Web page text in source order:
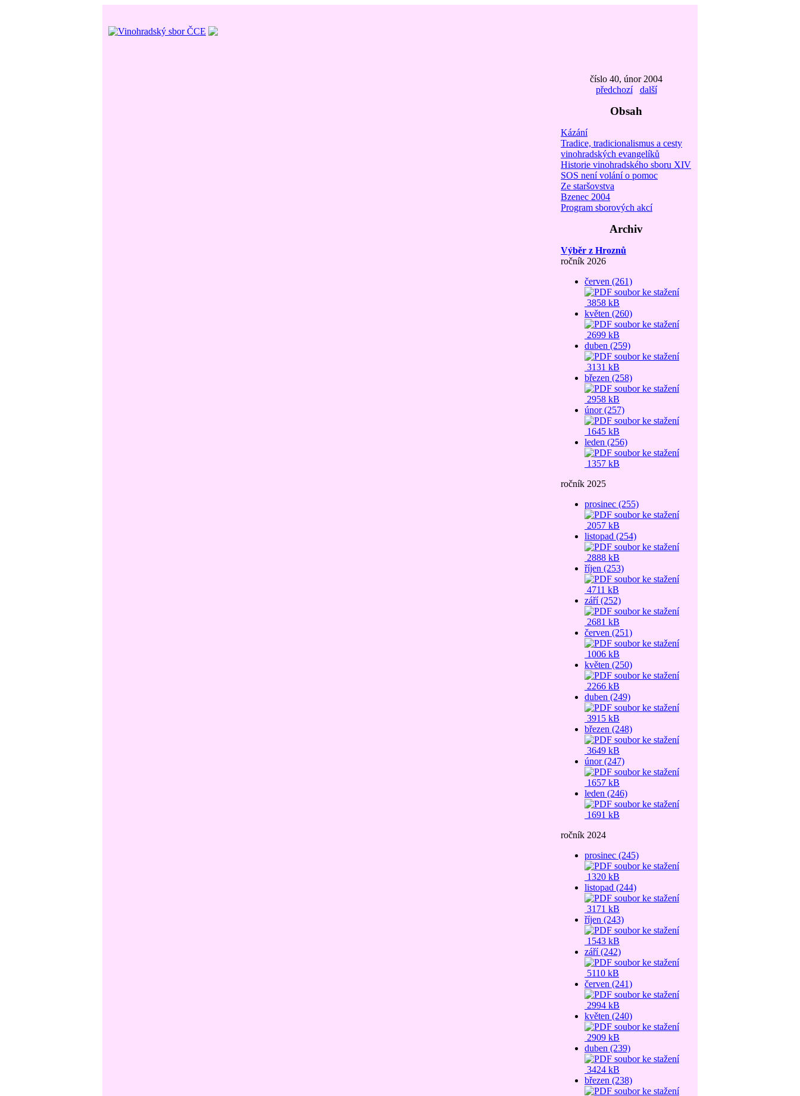
číslo 40, únor 2004
předchozí
další
Obsah
Kázání
Tradice, tradicionalismus a cesty
vinohradských evangelíků
Historie vinohradského sboru XIV
SOS není volání o pomoc
Ze staršovstva
Bzenec 2004
Program sborových akcí
Archiv
Výběr z Hroznů
ročník 2026
červen (261)
3858 kB
květen (260)
2699 kB
duben (259)
3131 kB
březen (258)
2958 kB
únor (257)
1645 kB
leden (256)
1357 kB
ročník 2025
prosinec (255)
2057 kB
listopad (254)
2888 kB
říjen (253)
4711 kB
září (252)
2681 kB
červen (251)
1006 kB
květen (250)
2266 kB
duben (249)
3915 kB
březen (248)
3649 kB
únor (247)
1657 kB
leden (246)
1691 kB
ročník 2024
prosinec (245)
1320 kB
listopad (244)
3171 kB
říjen (243)
1543 kB
září (242)
5110 kB
červen (241)
2994 kB
květen (240)
2909 kB
duben (239)
3424 kB
březen (238)